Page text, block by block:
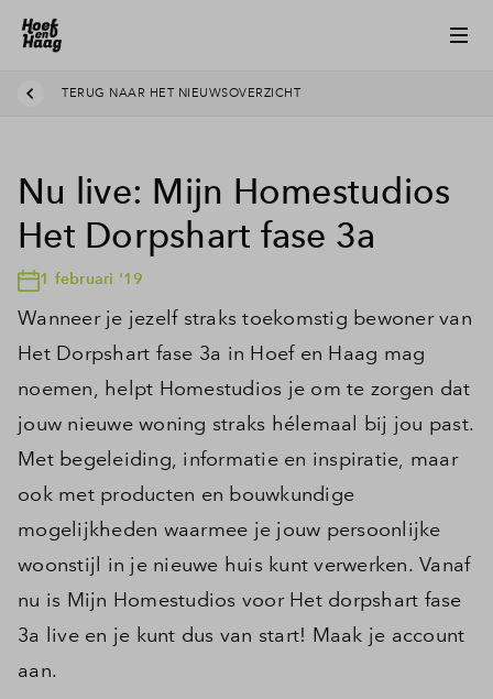
TERUG NAAR HET NIEUWSOVERZICHT
Nu live: Mijn Homestudios
Het Dorpshart fase 3a
1 februari '19
Wanneer je jezelf straks toekomstig bewoner van
Het Dorpshart fase 3a in Hoef en Haag mag
noemen, helpt Homestudios je om te zorgen dat
jouw nieuwe woning straks hélemaal bij jou past.
Met begeleiding, informatie en inspiratie, maar
ook met producten en bouwkundige
mogelijkheden waarmee je jouw persoonlijke
woonstijl in je nieuwe huis kunt verwerken. Vanaf
nu is Mijn Homestudios voor Het dorpshart fase
3a live en je kunt dus van start! Maak je account
aan.